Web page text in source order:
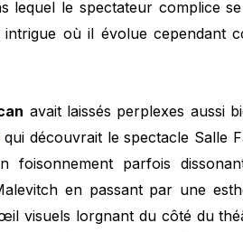
lequel le spectateur complice
où il évolue cependant
avait laissés perplexes aussi
qui découvrait le spectacle Salle
parfois
en passant par une
visuels lorgnant du côté du